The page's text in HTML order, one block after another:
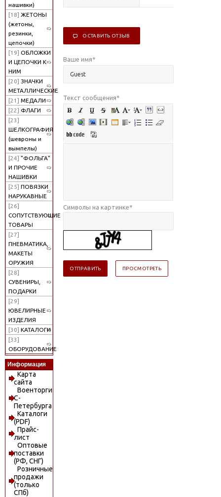
нашивки)
[18] ЖЕТОНЫ
(жетоны,
резинки,
цепочки)
[19] ОБЛОЖКИ
И ЦЕПОЧКИ К
НИМ
[20] ЗНАЧКИ
МЕТАЛЛИЧЕСКИЕ
[21] МЕДАЛИ
[22] ФЛАГИ
[23]
ШЕЛКОГРАФИЯ
(шевроны и
вымпелы)
[24] "ФОЛЬГА"
И ПРОЧИЕ
НАШИВКИ
[25] ПОВЯЗКИ
НАРУКАВНЫЕ
[26]
СОПУТСТВУЮЩИЕ
ТОВАРЫ
[27]
ПНЕВМАТИКА,
МАКЕТЫ
ОРУЖИЯ
[28]
СУВЕНИРЫ,
ПОДАРКИ
[29]
ЮВЕЛИРНЫЕ
ИЗДЕЛИЯ
[30] КАТАЛОГИ
[33]
ОБОРУДОВАНИЕ
Информация
Карта
сайта
Военторги
С-
Петербурга
Каталоги
(PDF)
Прайс-
лист
Оптовые
поставки
(РФ, СНГ)
Розничные
продажи
(только
СПб)
ОСТАВИТЬ ОТЗЫВ
Ваше имя*
Текст сообщения*
Символы на картинке*